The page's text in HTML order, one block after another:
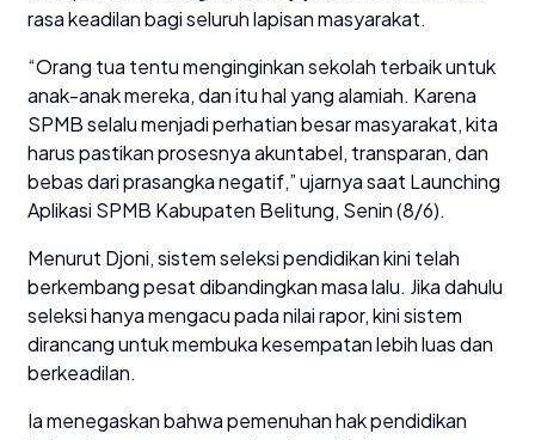
rasa keadilan bagi seluruh lapisan masyarakat.
“Orang tua tentu menginginkan sekolah terbaik untuk
anak-anak mereka, dan itu hal yang alamiah. Karena
SPMB selalu menjadi perhatian besar masyarakat, kita
harus pastikan prosesnya akuntabel, transparan, dan
bebas dari prasangka negatif,” ujarnya saat Launching
Aplikasi SPMB Kabupaten Belitung, Senin (8/6).
Menurut Djoni, sistem seleksi pendidikan kini telah
berkembang pesat dibandingkan masa lalu. Jika dahulu
seleksi hanya mengacu pada nilai rapor, kini sistem
dirancang untuk membuka kesempatan lebih luas dan
berkeadilan.
Ia menegaskan bahwa pemenuhan hak pendidikan